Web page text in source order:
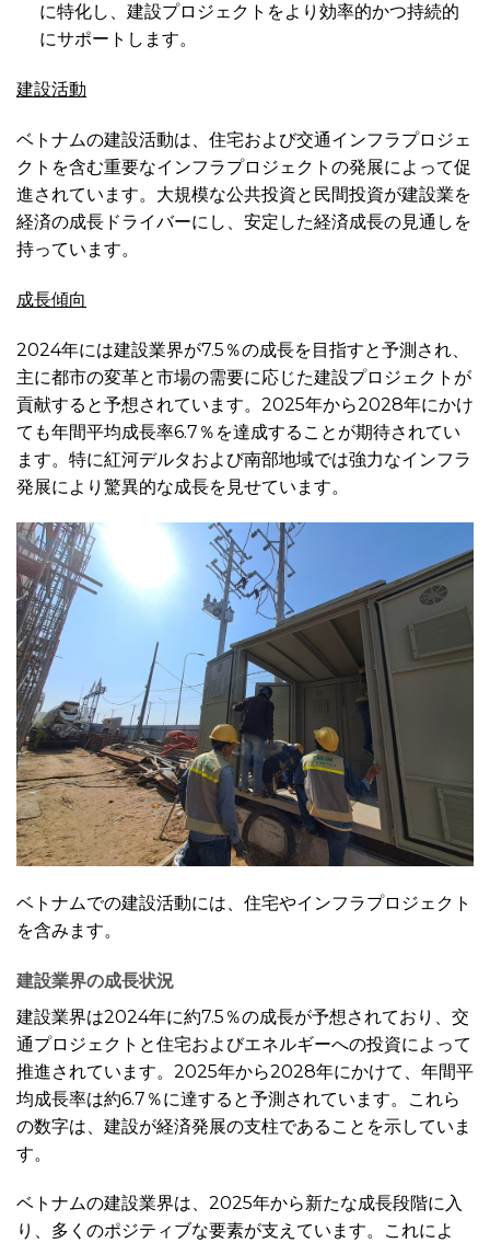
に特化し、建設プロジェクトをより効率的かつ持続的
にサポートします。
建設活動
ベトナムの建設活動は、住宅および交通インフラプロジェ
クトを含む重要なインフラプロジェクトの発展によって促
進されています。大規模な公共投資と民間投資が建設業を
経済の成長ドライバーにし、安定した経済成長の見通しを
持っています。
成長傾向
2024年には建設業界が7.5％の成長を目指すと予測され、
主に都市の変革と市場の需要に応じた建設プロジェクトが
貢献すると予想されています。2025年から2028年にかけ
ても年間平均成長率6.7％を達成することが期待されてい
ます。特に紅河デルタおよび南部地域では強力なインフラ
発展により驚異的な成長を見せています。
ベトナムでの建設活動には、住宅やインフラプロジェクト
を含みます。
建設業界の成長状況
建設業界は2024年に約7.5％の成長が予想されており、交
通プロジェクトと住宅およびエネルギーへの投資によって
推進されています。2025年から2028年にかけて、年間平
均成長率は約6.7％に達すると予測されています。これら
の数字は、建設が経済発展の支柱であることを示していま
す。
ベトナムの建設業界は、2025年から新たな成長段階に入
り、多くのポジティブな要素が支えています。これによ